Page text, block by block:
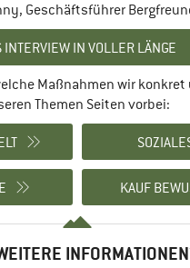
Geschäftsführer
INTERVIEW IN VOLLER LÄNGE
Maßnahmen wir
Themen Seiten vorbei:
KAUF